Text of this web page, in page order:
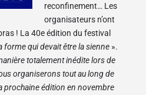
reconfinement… Les
organisateurs n’ont
! La 40e édition du festival
forme qui devait être la sienne ».
totalement inédite lors de
organiserons tout au long de
prochaine édition en novembre